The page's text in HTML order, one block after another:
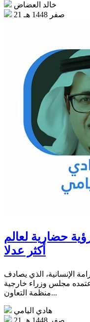
خالد العضاض
21 صفر 1448 هـ
حضارية لعالم
أكثر عدلا
الإنسانية، الذي يصادف
مجلس وزراء خارجية
منظمة التعاون...
هادي اليامي
21 صفر 1448 هـ